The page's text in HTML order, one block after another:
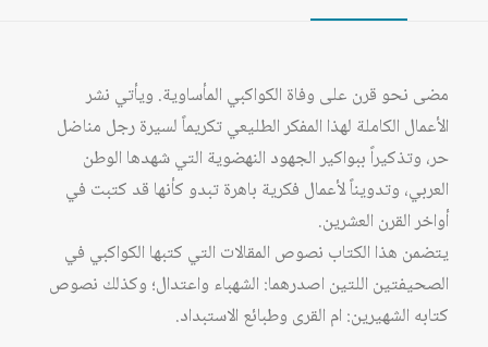
مضى نحو قرن على وفاة الكواكبي المأساوية. ويأتي نشر
الأعمال الكاملة لهذا المفكر الطليعي تكريماً لسيرة رجل مناضل
حر، وتذكيراً ببواكير الجهود النهضوية التي شهدها الوطن
العربي، وتدويناً لأعمال فكرية باهرة تبدو كأنها قد كتبت في
أواخر القرن العشرين.
يتضمن هذا الكتاب نصوص المقالات التي كتبها الكواكبي في
الصحيفتين اللتين اصدرهما: الشهباء واعتدال؛ وكذلك نصوص
كتابه الشهيرين: ام القرى وطبائع الاستبداد.